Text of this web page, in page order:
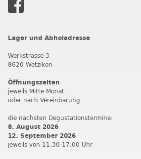
Lager und Abholadresse
Werkstrasse 3
8620 Wetzikon
Öffnungszeiten
jeweils Mitte Monat
oder nach Vereinbarung
die nächsten Degustationstermine:
8. August 2026
12. September 2026
jeweils von 11.30-17.00 Uhr